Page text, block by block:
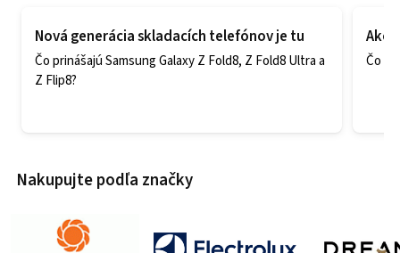
Nová generácia skladacích telefónov je tu
Čo prinášajú Samsung Galaxy Z Fold8, Z Fold8 Ultra a
Z Flip8?
Ako
Čo
Nakupujte podľa značky